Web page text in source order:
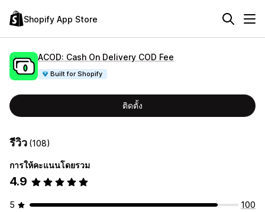
Shopify App Store
ACOD: Cash On Delivery COD Fee
Built for Shopify
ติดตั้ง
รีวิว (108)
การให้คะแนนโดยรวม
4.9
5
100